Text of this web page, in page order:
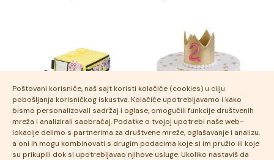
School bus Kraljica Pepa
Poštovani korisniče, naš sajt koristi kolačiće (cookies) u cilju
pobošljanja korisničkog iskustva. Kolačiće upotrebljavamo i kako
bismo personalizovali sadržaj i oglase, omogućili funkcije društvenih
mreža i analizirali saobraćaj. Podatke o tvojoj upotrebi naše web-
lokacije delimo s partnerima za društvene mreže, oglašavanje i analizu,
a oni ih mogu kombinovati s drugim podacima koje si im pružio ili koje
su prikupili dok si upotrebljavao njihove usluge. Ukoliko nastaviš da